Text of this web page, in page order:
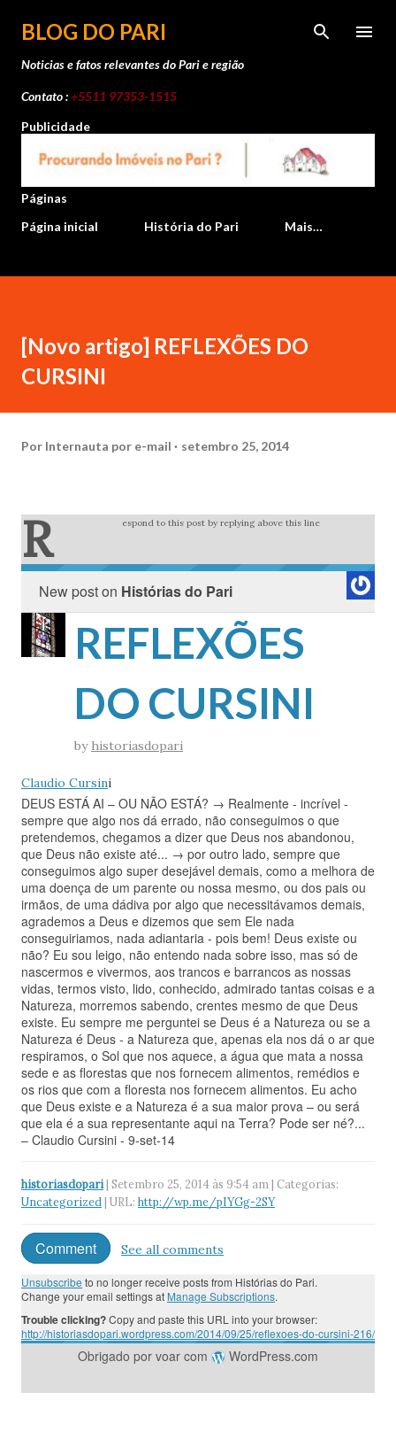
Pular para o conteúdo principal
BLOG DO PARI
Noticias e fatos relevantes do Pari e região
Contato :+5511 97353-1515
Publicidade
Páginas
Página inicial
História do Pari Mais…
[Novo artigo] REFLEXÕES DO
CURSINI
Por Internauta por e-mail setembro 25, 2014
R espond to this post by replying above this line
New post on Histórias do Pari
REFLEXÕES
DO CURSINI
by historiasdopari
Claudio Cursini
DEUS ESTÁ AI – OU NÃO ESTÁ? → Realmente - incrível -
sempre que algo nos dá errado, não conseguimos o que
pretendemos, chegamos a dizer que Deus nos abandonou,
que Deus não existe até... → por outro lado, sempre que
conseguimos algo super desejável demais, como a melhora de
uma doença de um parente ou nossa mesmo, ou dos pais ou
irmãos, de uma dádiva por algo que necessitávamos demais,
agrademos a Deus e dizemos que sem Ele nada
conseguiriamos, nada adiantaria - pois bem! Deus existe ou
não? Eu sou leigo, não entendo nada sobre isso, mas só de
nascermos e vivermos, aos trancos e barrancos as nossas
vidas, termos visto, lido, conhecido, admirado tantas coisas e a
Natureza, morremos sabendo, crentes mesmo de que Deus
existe. Eu sempre me perguntei se Deus é a Natureza ou se a
Natureza é Deus - a Natureza que, apenas ela nos dá o ar que
respiramos, o Sol que nos aquece, a água que mata a nossa
sede e as florestas que nos fornecem alimentos, remédios e
os rios que com a floresta nos fornecem alimentos. Eu acho
que Deus existe e a Natureza é a sua maior prova – ou será
que ela é a sua representante aqui na Terra? Pode ser né?...
– Claudio Cursini - 9-set-14
historiasdopari| Setembro 25, 2014 às 9:54 am | Categorias:
Uncategorized | URL: http://wp.me/pIYGg-2SY
Comment See all comments
Unsubscribe to no longer receive posts from Histórias do Pari.
Change your email settings at Manage Subscriptions.
Trouble clicking?Copy and paste this URL into your browser:
http://historiasdopari.wordpress.com/2014/09/25/reflexoes-do-cursini-216/
Obrigado por voar com WordPress.com